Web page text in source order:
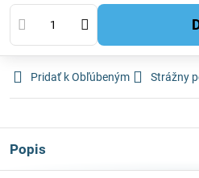
Pridať k Obľúbeným Strážny
Popis